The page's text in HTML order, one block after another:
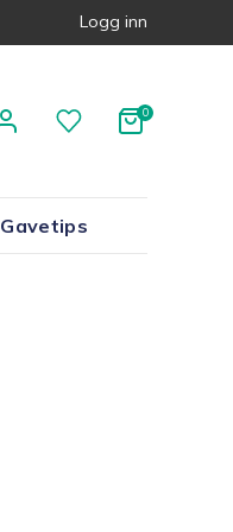
Logg inn
Gavetips